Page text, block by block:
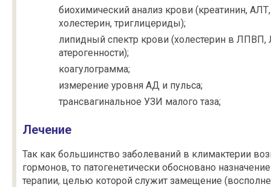
биохимический анализ крови (креатинин,
холестерин, триглицериды);
липидный спектр крови (холестерин в
атерогенности);
коагулограмма;
измерение уровня АД и пульса;
трансвагинальное УЗИ малого таза;
Лечение
Так как большинство заболеваний в климактерии
гормонов, то патогенетически обосновано
терапии, целью которой служит замещение